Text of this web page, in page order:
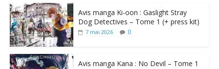
Avis manga Ki-oon : Gaslight Stray
Dog Detectives – Tome 1 (+ press kit)
7 mai 2026 0
Avis manga Kana : No Devil – Tome 1